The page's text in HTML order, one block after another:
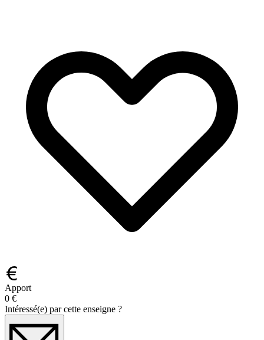
Apport
0 €
Intéressé(e) par cette enseigne ?